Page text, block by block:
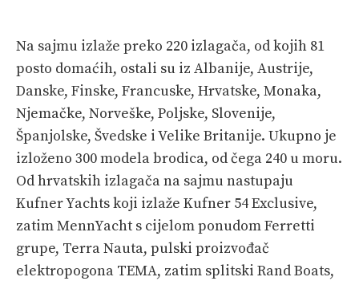
Na sajmu izlaže preko 220 izlagača, od kojih 81
posto domaćih, ostali su iz Albanije, Austrije,
Danske, Finske, Francuske, Hrvatske, Monaka,
Njemačke, Norveške, Poljske, Slovenije,
Španjolske, Švedske i Velike Britanije. Ukupno je
izloženo 300 modela brodica, od čega 240 u moru.
Od hrvatskih izlagača na sajmu nastupaju
Kufner Yachts koji izlaže Kufner 54 Exclusive,
zatim MennYacht s cijelom ponudom Ferretti
grupe, Terra Nauta, pulski proizvođač
elektropogona TEMA, zatim splitski Rand Boats,